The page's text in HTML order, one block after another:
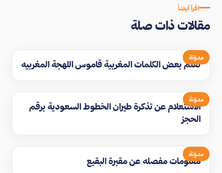
اقرأ أيضاً
مقالات ذات صلة
مدوّنة
تعلم بعض الكلمات المغربية قاموس اللهجة المغربيه
مدوّنة
الاستعلام عن تذكرة طيران الخطوط السعودية برقم
الحجز
مدوّنة
معلومات مفصله عن مقبرة البقيع